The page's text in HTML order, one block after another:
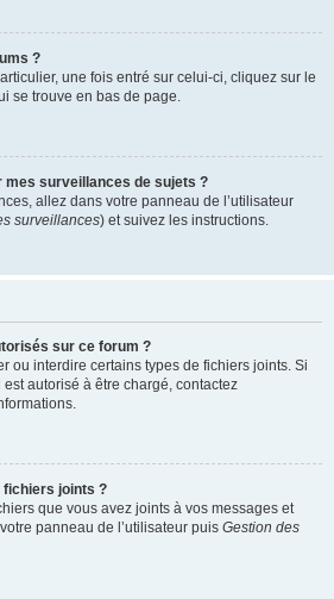
?
une fois entré sur celui-ci, cliquez sur le
se trouve en bas de page.
surveillances de sujets ?
allez dans votre panneau de l’utilisateur
surveillances) et suivez les instructions.
sur ce forum ?
ou interdire certains types de fichiers joints. Si
autorisé à être chargé, contactez
joints ?
que vous avez joints à vos messages et
panneau de l’utilisateur puis Gestion des